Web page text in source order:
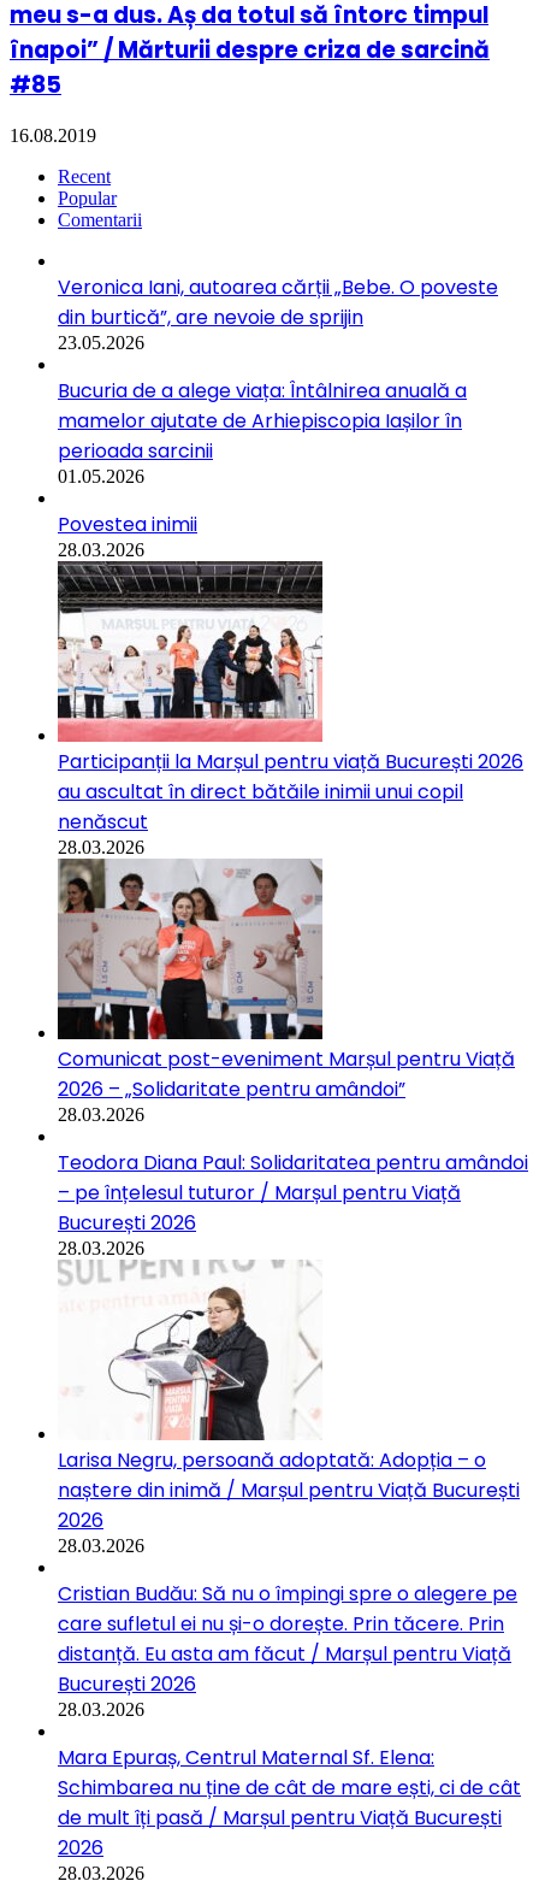
meu s-a dus. Aș da totul să întorc timpul
înapoi” / Mărturii despre criza de sarcină
#85
16.08.2019
Recent
Popular
Comentarii
Veronica Iani, autoarea cărții „Bebe. O poveste
din burtică”, are nevoie de sprijin
23.05.2026
Bucuria de a alege viața: Întâlnirea anuală a
mamelor ajutate de Arhiepiscopia Iașilor în
perioada sarcinii
01.05.2026
Povestea inimii
28.03.2026
Participanții la Marșul pentru viață București 2026
au ascultat în direct bătăile inimii unui copil
nenăscut
28.03.2026
Comunicat post-eveniment Marșul pentru Viață
2026 – „Solidaritate pentru amândoi”
28.03.2026
Teodora Diana Paul: Solidaritatea pentru amândoi
– pe înțelesul tuturor / Marșul pentru Viață
București 2026
28.03.2026
Larisa Negru, persoană adoptată: Adopția – o
naștere din inimă / Marșul pentru Viață București
2026
28.03.2026
Cristian Budău: Să nu o împingi spre o alegere pe
care sufletul ei nu și-o dorește. Prin tăcere. Prin
distanță. Eu asta am făcut / Marșul pentru Viață
București 2026
28.03.2026
Mara Epuraș, Centrul Maternal Sf. Elena:
Schimbarea nu ține de cât de mare ești, ci de cât
de mult îți pasă / Marșul pentru Viață București
2026
28.03.2026